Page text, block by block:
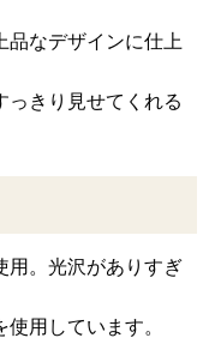
品なデザインに仕上
っきり見せてくれる
用。光沢がありすぎ
用しています。